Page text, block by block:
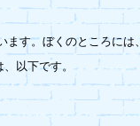
す。ぼくのところに
以下です。